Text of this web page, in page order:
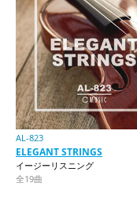
AL-823
ELEGANT STRINGS
イージーリスニング
全19曲